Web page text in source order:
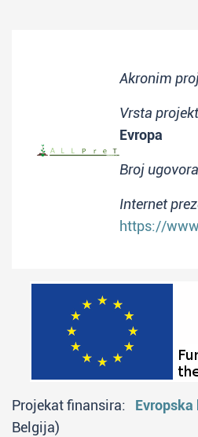
Akronim
Vrsta
Evropa
Broj
Internet
https://
Projekat finansira:
Belgija)